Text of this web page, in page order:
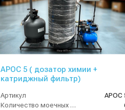
АРОС 5 ( дозатор химии +
катриджный фильтр)
Артикул
АРОС
Количество моечных постов (шт)